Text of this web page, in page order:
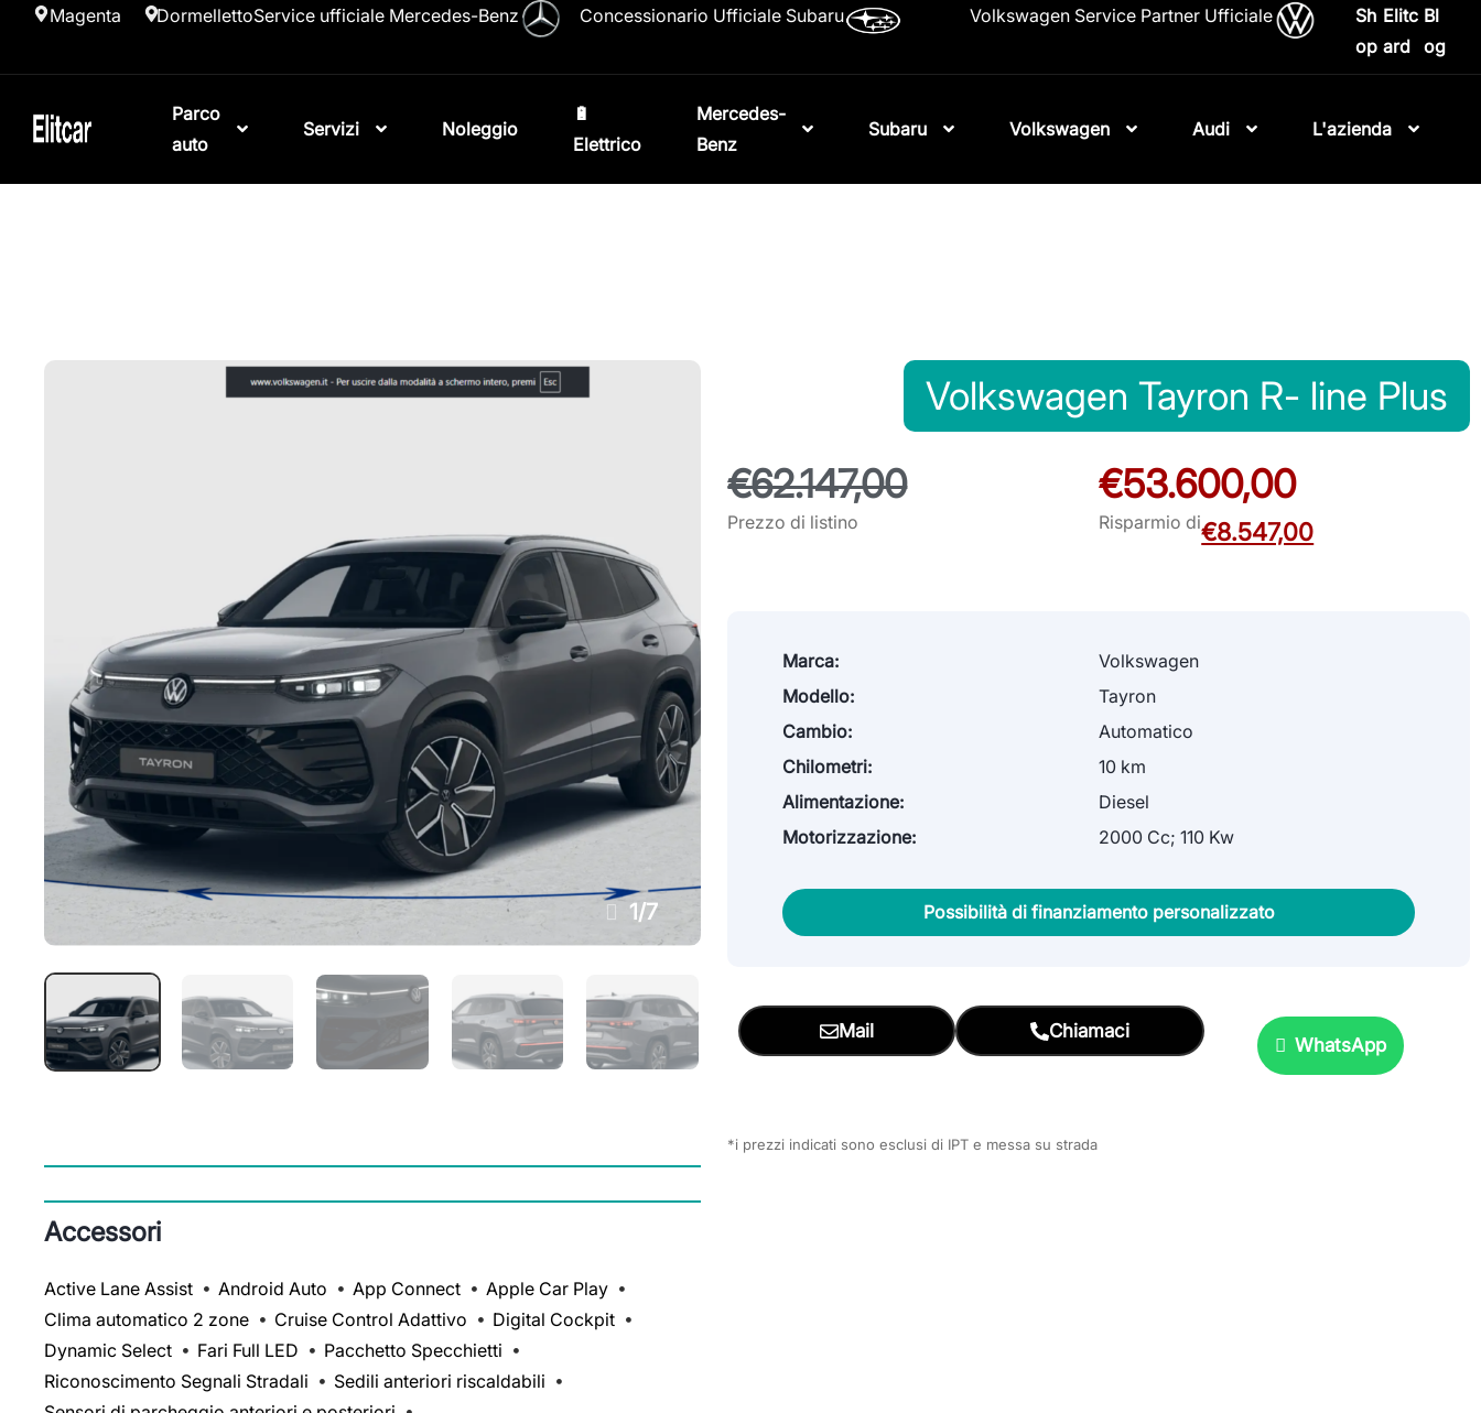
Magenta DormellettoService ufficiale Mercedes-Benz Concessionario Ufficiale Subaru Volkswagen Service Partner Ufficiale
Sh
op
Elitc
ard
Bl
og
Parco
auto
Servizi Noleggio
🔋
Elettrico
Mercedes-
Benz
Subaru Volkswagen Audi L'azienda
1/7
Accessori
Active Lane Assist Android Auto App Connect
Apple Car Play
Clima automatico 2 zone
Cruise Control Adattivo
Digital Cockpit
Dynamic Select
Fari Full LED
Pacchetto Specchietti
Riconoscimento Segnali Stradali
Sedili anteriori riscaldabili
Volkswagen Tayron R- line Plus
€62.147,00
Prezzo di listino
€53.600,00
Risparmio di€8.547,00
Marca:
Volkswagen
Modello:
Tayron
Cambio:
Automatico
Chilometri:
10 km
Alimentazione:
Diesel
Motorizzazione:
2000 Cc; 110 Kw
Possibilità di finanziamento personalizzato
Mail Chiamaci
WhatsApp
*i prezzi indicati sono esclusi di IPT e messa su strada